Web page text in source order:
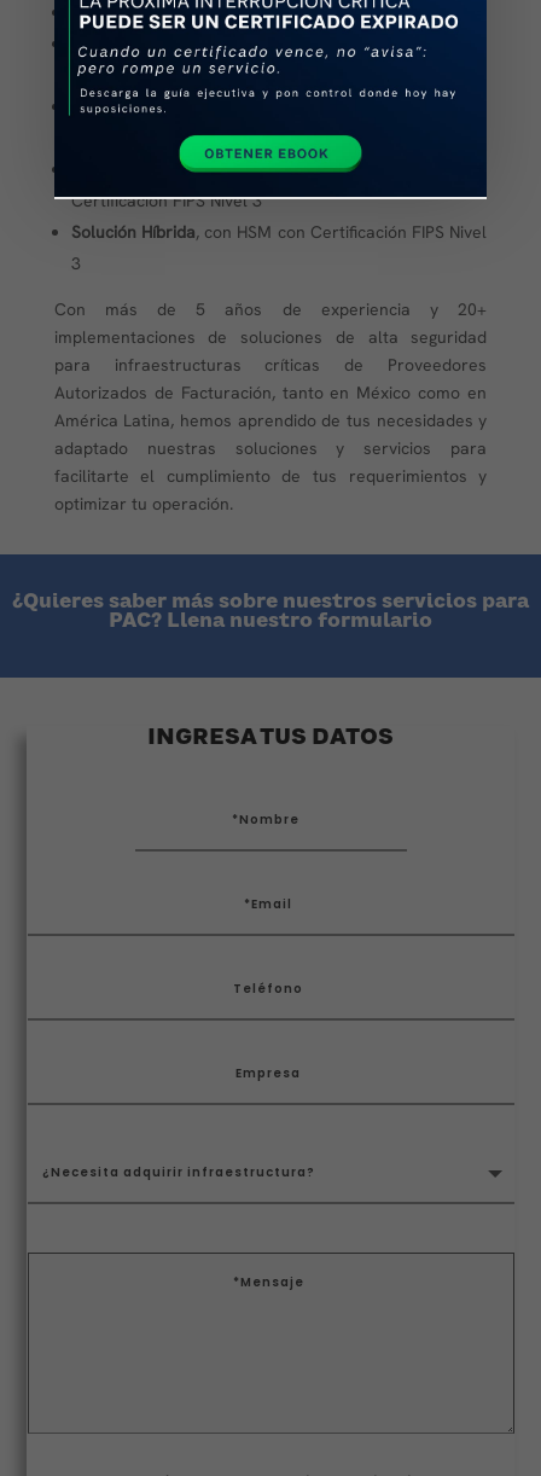
HSMcon Certificación FIPS 140-2 Nivel 4
Timestamppara sellado de tiempo con Certificación
FIPS Nivel 3
Timestamppara sellado de tiempo con Certificación
by CEGA Security, con HSM con
Certificación FIPS Nivel 3
Solución Híbrida, con HSM con Certificación FIPS Nivel
3
Con más de 5 años de experiencia y 20+
implementaciones de soluciones de alta seguridad
para infraestructuras críticas de Proveedores
Autorizados de Facturación, tanto en México como en
América Latina, hemos aprendido de tus necesidades y
adaptado nuestras soluciones y servicios para
facilitarte el cumplimiento de tus requerimientos y
optimizar tu operación.
¿Quieres saber más sobre nuestros servicios para
PAC? Llena nuestro formulario
INGRESA TUS DATOS